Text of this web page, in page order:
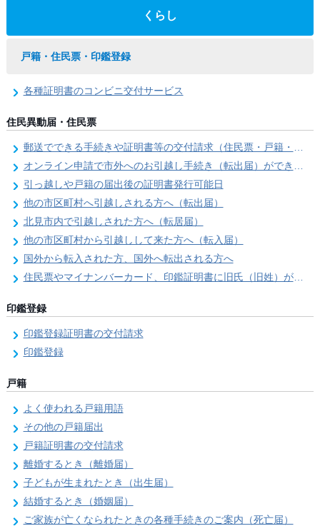
くらし
戸籍・住民票・印鑑登録
各種証明書のコンビニ交付サービス
住民異動届・住民票
郵送でできる手続きや証明書等の交付請求（住民票・戸籍・国民年金関係）
オンライン申請で市外へのお引越し手続き（転出届）ができます
引っ越しや戸籍の届出後の証明書発行可能日
他の市区町村へ引越しされる方へ（転出届）
北見市内で引越しされた方へ（転居届）
他の市区町村から引越しして来た方へ（転入届）
国外から転入された方、国外へ転出される方へ
住民票やマイナンバーカード、印鑑証明書に旧氏（旧姓）が併記できるようになりました！
印鑑登録
印鑑登録証明書の交付請求
印鑑登録
戸籍
よく使われる戸籍用語
その他の戸籍届出
戸籍証明書の交付請求
離婚するとき（離婚届）
子どもが生まれたとき（出生届）
結婚するとき（婚姻届）
ご家族が亡くなられたときの各種手続きのご案内（死亡届）